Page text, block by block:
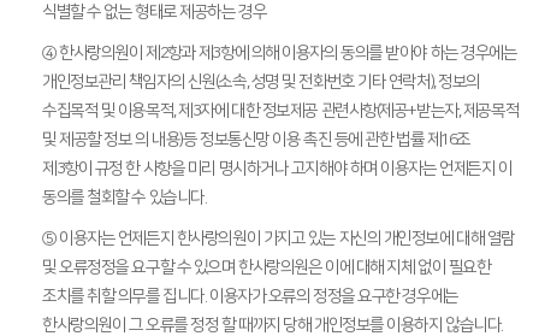
식별할 수 없는 형태로 제공하는 경우
④ 한사랑의원이 제2항과 제3항에 의해 이용자의 동의를 받아야 하는 경우에는
개인정보관리 책임자의 신원(소속, 성명 및 전화번호 기타 연락처), 정보의
수집목적 및 이용목적, 제3자에 대한 정보제공 관련사항(제공+받는자, 제공목적
및 제공할 정보 의 내용)등 정보통신망 이용 촉진 등에 관한 법률 제16조
제3항이 규정 한 사항을 미리 명시하거나 고지해야 하며 이용자는 언제든지 이
동의를 철회할 수 있습니다.
⑤ 이용자는 언제든지 한사랑의원이 가지고 있는 자신의 개인정보에 대해 열람
및 오류정정을 요구할 수 있으며 한사랑의원은 이에 대해 지체 없이 필요한
조치를 취할 의무를 집니다. 이용자가 오류의 정정을 요구한 경우에는
한사랑의원이 그 오류를 정정 할 때까지 당해 개인정보를 이용하지 않습니다.